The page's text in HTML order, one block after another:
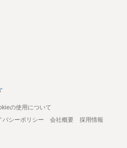
の使用について
バシーポリシー 会社概要
採用情報